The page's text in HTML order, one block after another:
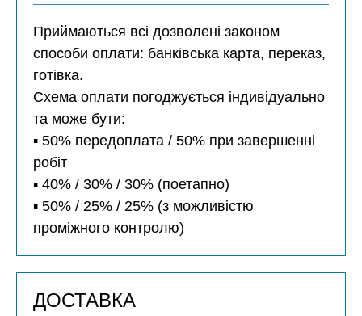
Приймаються всі дозволені законом
способи оплати: банківська карта, переказ,
готівка.
Схема оплати погоджується індивідуально
та може бути:
▪️ 50% передоплата / 50% при завершенні
робіт
▪️ 40% / 30% / 30% (поетапно)
▪️ 50% / 25% / 25% (з можливістю
проміжного контролю)
ДОСТАВКА